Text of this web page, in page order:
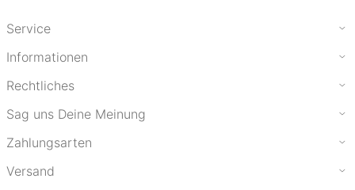
Service
Informationen
Rechtliches
Sag uns Deine Meinung
Zahlungsarten
Versand